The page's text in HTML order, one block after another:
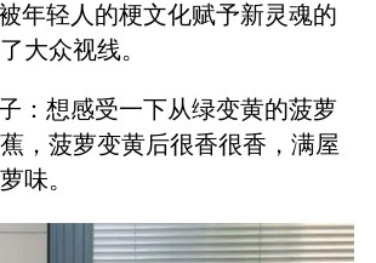
年轻人的梗文化赋予新灵魂的
大众视线。
：想感受一下从绿变黄的菠萝
，菠萝变黄后很香很香，满屋
味。